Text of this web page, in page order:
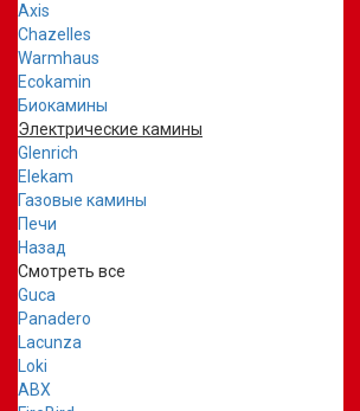
Axis
Chazelles
Warmhaus
Ecokamin
Биокамины
Электрические камины
Glenrich
Elekam
Газовые камины
Печи
Назад
Смотреть все
Guca
Panadero
Lacunza
Loki
ABX